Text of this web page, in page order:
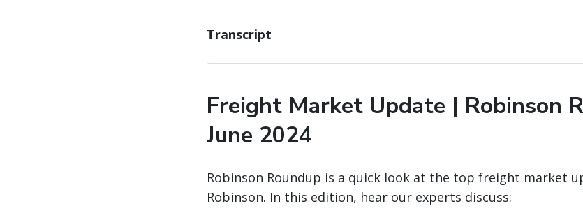
Transcript
Freight Market Update | Robinson
June 2024
Robinson Roundup is a quick look at the top freight market
Robinson. In this edition, hear our experts discuss: